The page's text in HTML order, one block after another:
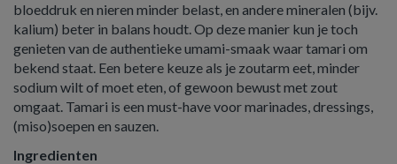
bloeddruk en nieren minder belast, en andere mineralen (bijv.
kalium) beter in balans houdt. Op deze manier kun je toch
genieten van de authentieke umami-smaak waar tamari om
bekend staat. Een betere keuze als je zoutarm eet, minder
sodium wilt of moet eten, of gewoon bewust met zout
omgaat. Tamari is een must-have voor marinades, dressings,
(miso)soepen en sauzen.
Ingredienten